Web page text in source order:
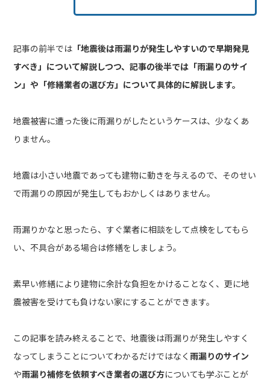
記事の前半では 「地震後は雨漏りが発生しやすいので早期発見
すべき」 について解説しつつ、記事の後半では 「雨漏りのサイ
ン」や「修繕業者の選び方」 について具体的に解説します。
地震被害に遭った後に雨漏りがしたというケースは、少なくあ
りません。
地震は小さい地震であっても建物に動きを与えるので、そのせい
で雨漏りの原因が発生してもおかしくはありません。
雨漏りかなと思ったら、すぐ業者に相談をして点検をしてもら
い、不具合がある場合は修繕をしましょう。
素早い修繕により建物に余計な負担をかけることなく、更に地
震被害を受けても負けない家にすることができます。
この記事を読み終えることで、地震後は雨漏りが発生しやすく
なってしまうことについてわかるだけではなく 雨漏りのサイン
や雨漏り補修を依頼すべき業者の選び方についても学ぶことが